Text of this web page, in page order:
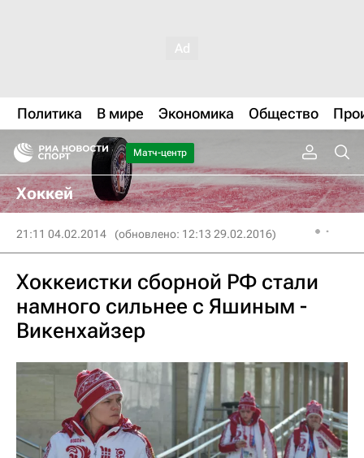
Политика В мире Экономика Общество
Матч-центр
Хоккей
21:11 04.02.2014 (обновлено: 12:13 29.02.2016)
Хоккеистки сборной РФ стали
намного сильнее с Яшиным -
Викенхайзер